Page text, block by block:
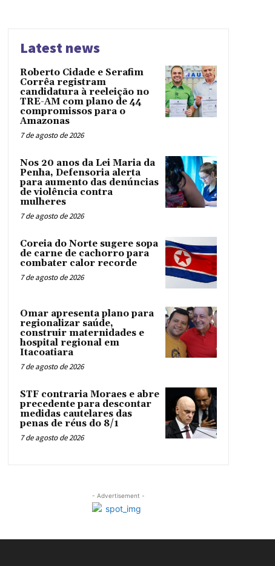
Latest news
Roberto Cidade e Serafim
Corrêa registram
candidatura à reeleição no
TRE-AM com plano de 44
compromissos para o
Amazonas
7 de agosto de 2026
Nos 20 anos da Lei Maria da
Penha, Defensoria alerta
para aumento das denúncias
de violência contra
mulheres
7 de agosto de 2026
Coreia do Norte sugere sopa
de carne de cachorro para
combater calor recorde
7 de agosto de 2026
Omar apresenta plano para
regionalizar saúde,
construir maternidades e
hospital regional em
Itacoatiara
7 de agosto de 2026
STF contraria Moraes e abre
precedente para descontar
medidas cautelares das
penas de réus do 8/1
7 de agosto de 2026
- Advertisement -